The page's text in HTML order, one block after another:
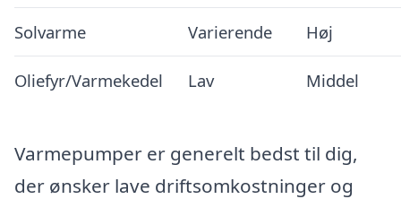
Solvarme Varierende Høj
Oliefyr/Varmekedel Lav Middel
Varmepumper er generelt bedst til dig,
der ønsker lave driftsomkostninger og